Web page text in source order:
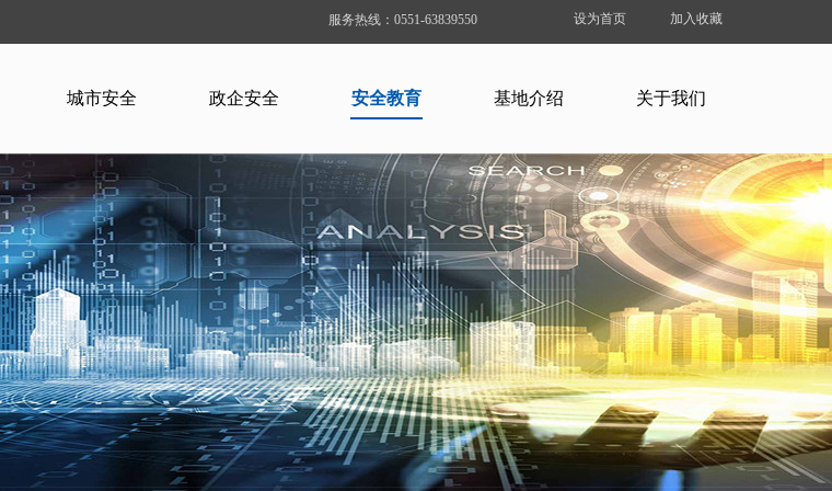
服务热线：0551-63839550 设为首页 加入收藏
城市安全 政企安全 安全教育 基地介绍 关于我们